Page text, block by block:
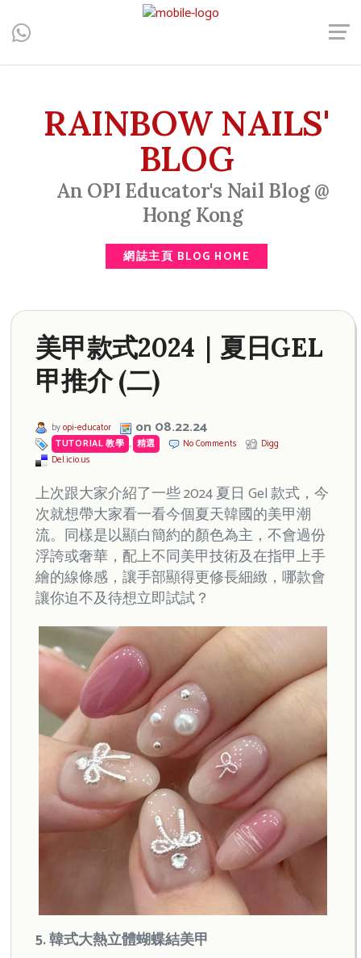
Central, Hong Kong - Manicure, Pedicure, Gel Nails, Acrylic Nail,
Men's Manicure, Nail Biter, Nail Party, 水晶甲, 男士美甲, 咬指甲
RAINBOW NAILS'
BLOG
An OPI Educator's Nail Blog @
Hong Kong
網誌主頁 BLOG HOME
美甲款式2024｜夏日GEL
甲推介 (二)
byopi-educator on 08.22.24
TUTORIAL 教學 , 精選 No Comments
Digg
Del.icio.us
上次跟大家介紹了一些 2024 夏日 Gel 款式，今
次就想帶大家看一看今個夏天韓國的美甲潮
流。同樣是以顯白簡約的顏色為主，不會過份
浮誇或奢華，配上不同美甲技術及在指甲上手
繪的線條感，讓手部顯得更修長細緻，哪款會
讓你迫不及待想立即試試？
5. 韓式大熱立體蝴蝶結美甲